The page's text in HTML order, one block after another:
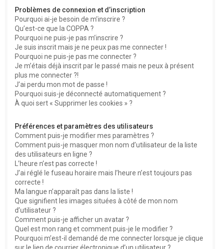
Problèmes de connexion et d’inscription
Pourquoi ai-je besoin de m’inscrire ?
Qu’est-ce que la COPPA ?
Pourquoi ne puis-je pas m’inscrire ?
Je suis inscrit mais je ne peux pas me connecter !
Pourquoi ne puis-je pas me connecter ?
Je m’étais déjà inscrit par le passé mais ne peux à présent
plus me connecter ?!
J’ai perdu mon mot de passe !
Pourquoi suis-je déconnecté automatiquement ?
À quoi sert « Supprimer les cookies » ?
Préférences et paramètres des utilisateurs
Comment puis-je modifier mes paramètres ?
Comment puis-je masquer mon nom d’utilisateur de la liste
des utilisateurs en ligne ?
L’heure n’est pas correcte !
J’ai réglé le fuseau horaire mais l’heure n’est toujours pas
correcte !
Ma langue n’apparaît pas dans la liste !
Que signifient les images situées à côté de mon nom
d’utilisateur ?
Comment puis-je afficher un avatar ?
Quel est mon rang et comment puis-je le modifier ?
Pourquoi m’est-il demandé de me connecter lorsque je clique
sur le lien de courrier électronique d’un utilisateur ?